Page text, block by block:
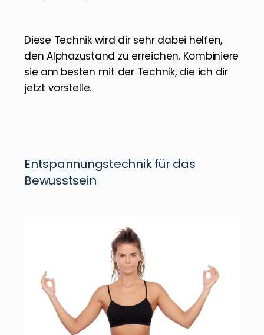
Diese Technik wird dir sehr dabei helfen,
den Alphazustand zu erreichen. Kombiniere
sie am besten mit der Technik, die ich dir
jetzt vorstelle.
Entspannungstechnik für das
Bewusstsein